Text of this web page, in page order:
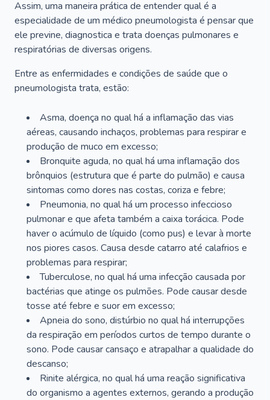
Assim, uma maneira prática de entender qual é a
especialidade de um médico pneumologista é pensar que
ele previne, diagnostica e trata doenças pulmonares e
respiratórias de diversas origens.
Entre as enfermidades e condições de saúde que o
pneumologista trata, estão:
Asma, doença no qual há a inflamação das vias
aéreas, causando inchaços, problemas para respirar e
produção de muco em excesso;
Bronquite aguda, no qual há uma inflamação dos
brônquios (estrutura que é parte do pulmão) e causa
sintomas como dores nas costas, coriza e febre;
Pneumonia, no qual há um processo infeccioso
pulmonar e que afeta também a caixa torácica. Pode
haver o acúmulo de líquido (como pus) e levar à morte
nos piores casos. Causa desde catarro até calafrios e
problemas para respirar;
Tuberculose, no qual há uma infecção causada por
bactérias que atinge os pulmões. Pode causar desde
tosse até febre e suor em excesso;
Apneia do sono, distúrbio no qual há interrupções
da respiração em períodos curtos de tempo durante o
sono. Pode causar cansaço e atrapalhar a qualidade do
descanso;
Rinite alérgica, no qual há uma reação significativa
do organismo a agentes externos, gerando a produção